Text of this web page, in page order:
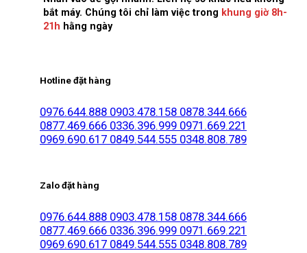
bắt máy. Chúng tôi chỉ làm việc trong khung giờ 8h-
21h hằng ngày
Hotline đặt hàng
0976.644.888 0903.478.158 0878.344.666
0877.469.666 0336.396.999 0971.669.221
0969.690.617 0849.544.555 0348.808.789
Zalo đặt hàng
0976.644.888 0903.478.158 0878.344.666
0877.469.666 0336.396.999 0971.669.221
0969.690.617 0849.544.555 0348.808.789